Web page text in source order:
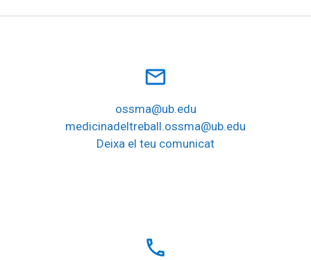
mail_outline
ossma@ub.edu
medicinadeltreball.ossma@ub.edu
Deixa el teu comunicat
local_phone